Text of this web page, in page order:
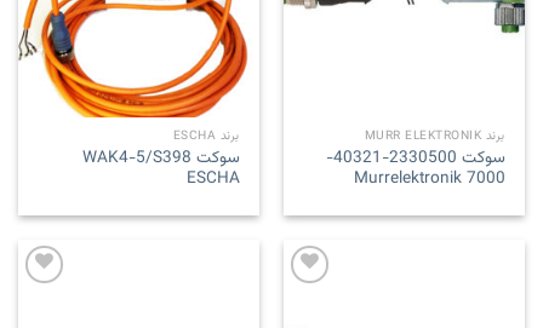
برند MURR ELEKTRONIK
سوکت 2330500-40321-
7000 Murrelektronik
برند ESCHA
سوکت WAK4-5/S398
ESCHA